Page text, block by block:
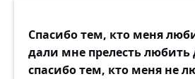
Спасибо тем, кто меня
дали мне прелесть любить
спасибо тем, кто меня не